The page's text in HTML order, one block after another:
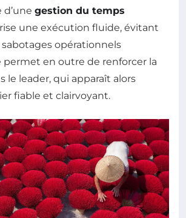
gestion du temps
une exécution fluide, évitant
sabotages opérationnels
permet en outre de renforcer la
le leader, qui apparaît alors
fiable et clairvoyant.